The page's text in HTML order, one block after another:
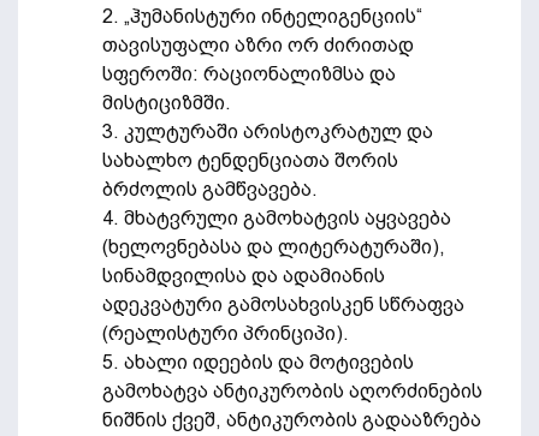
2. „ჰუმანისტური ინტელიგენციის“
თავისუფალი აზრი ორ ძირითად
სფეროში: რაციონალიზმსა და
მისტიციზმში.
3. კულტურაში არისტოკრატულ და
სახალხო ტენდენციათა შორის
ბრძოლის გამწვავება.
4. მხატვრული გამოხატვის აყვავება
(ხელოვნებასა და ლიტერატურაში),
სინამდვილისა და ადამიანის
ადეკვატური გამოსახვისკენ სწრაფვა
(რეალისტური პრინციპი).
5. ახალი იდეების და მოტივების
გამოხატვა ანტიკურობის აღორძინების
ნიშნის ქვეშ, ანტიკურობის გადააზრება